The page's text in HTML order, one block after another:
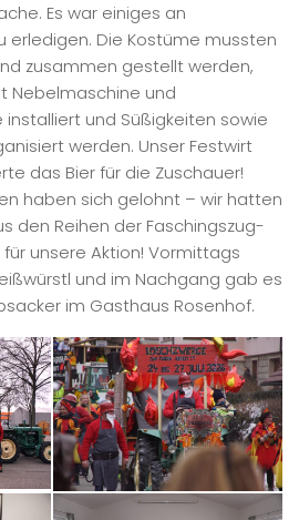
Es war einiges an
erledigen. Die Kostüme mussten
zusammen gestellt werden,
Nebelmaschine und
und Süßigkeiten sowie
werden. Unser Festwirt
das Bier für die Zuschauer!
haben sich gelohnt – wir hatten
den Reihen der Faschingszug-
unsere Aktion! Vormittags
und im Nachgang gab es
im Gasthaus Rosenhof.